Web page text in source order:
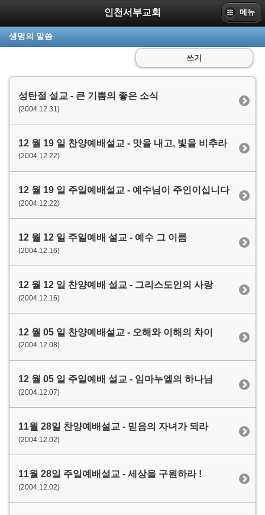
인천서부교회 메뉴
생명의 말씀
쓰기
성탄절 설교 - 큰 기쁨의 좋은 소식
(2004.12.31)
12 월 19 일 찬양예배설교 - 맛을 내고, 빛을 비추라
(2004.12.22)
12 월 19 일 주일예배설교 - 예수님이 주인이십니다
(2004.12.22)
12 월 12 일 주일예배 설교 - 예수 그 이름
(2004.12.16)
12 월 12 일 찬양예배 설교 - 그리스도인의 사랑
(2004.12.16)
12 월 05 일 찬양예배설교 - 오해와 이해의 차이
(2004.12.08)
12 월 05 일 주일예배 설교 - 임마누엘의 하나님
(2004.12.07)
11월 28일 찬양예배설교 - 믿음의 자녀가 되라
(2004.12.02)
11월 28일 주일예배설교 - 세상을 구원하라 !
(2004.12.02)